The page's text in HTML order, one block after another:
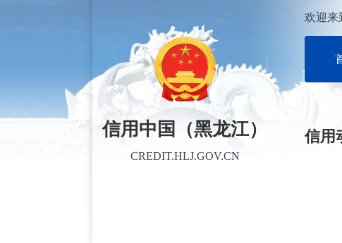
信用中国（黑龙江）
CREDIT.HLJ.GOV.CN
欢迎来
信用